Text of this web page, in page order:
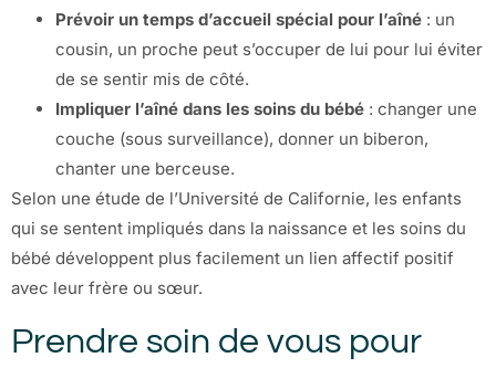
Prévoir un temps d’accueil spécial pour l’aîné : un
cousin, un proche peut s’occuper de lui pour lui éviter
de se sentir mis de côté.
Impliquer l’aîné dans les soins du bébé : changer une
couche (sous surveillance), donner un biberon,
chanter une berceuse.
Selon une étude de l’Université de Californie, les enfants
qui se sentent impliqués dans la naissance et les soins du
bébé développent plus facilement un lien affectif positif
avec leur frère ou sœur.
Prendre soin de vous pour